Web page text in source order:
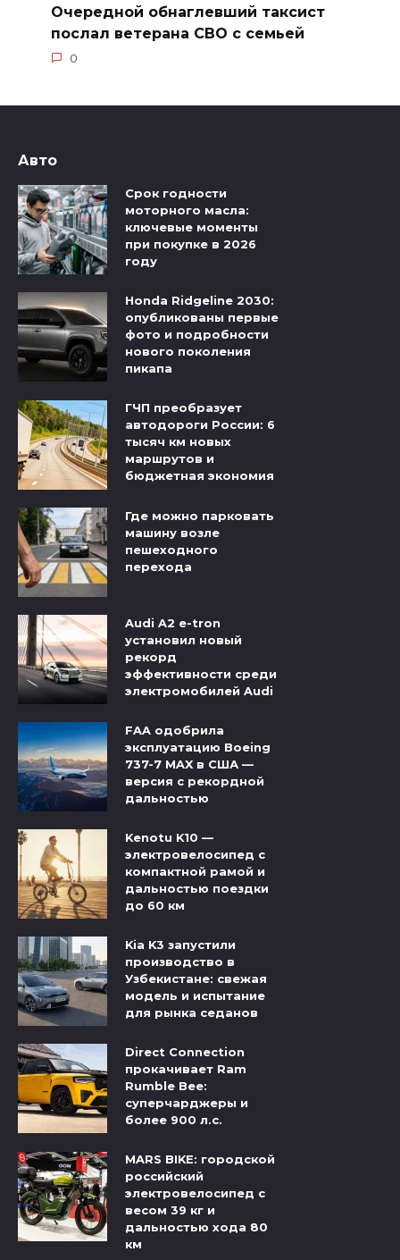
Очередной обнаглевший таксист
послал ветерана СВО с семьей
0
Авто
Срок годности
моторного масла:
ключевые моменты
при покупке в 2026
году
Honda Ridgeline 2030:
опубликованы первые
фото и подробности
нового поколения
пикапа
ГЧП преобразует
автодороги России: 6
тысяч км новых
маршрутов и
бюджетная экономия
Где можно парковать
машину возле
пешеходного
перехода
Audi A2 e-tron
установил новый
рекорд
эффективности среди
электромобилей Audi
FAA одобрила
эксплуатацию Boeing
737-7 MAX в США —
версия с рекордной
дальностью
Kenotu K10 —
электровелосипед с
компактной рамой и
дальностью поездки
до 60 км
Kia K3 запустили
производство в
Узбекистане: свежая
модель и испытание
для рынка седанов
Direct Connection
прокачивает Ram
Rumble Bee:
суперчарджеры и
более 900 л.с.
MARS BIKE: городской
российский
электровелосипед с
весом 39 кг и
дальностью хода 80
км